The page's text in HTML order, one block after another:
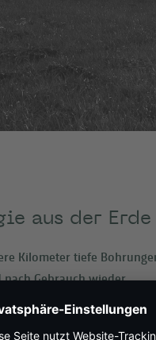
aus der Erde
Kilometer tiefe
Gebrauch wieder
im Einklang mit den